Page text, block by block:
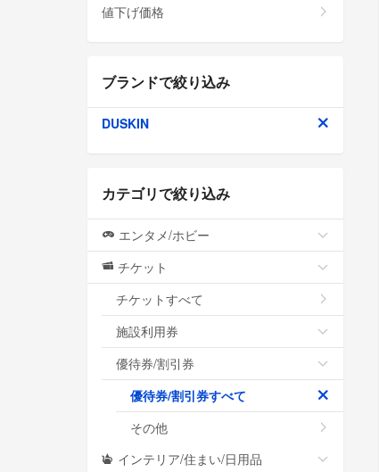
値下げ価格
ブランドで絞り込み
DUSKIN
カテゴリで絞り込み
エンタメ/ホビー
チケット
チケットすべて
施設利用券
優待券/割引券
優待券/割引券すべて
その他
インテリア/住まい/日用品